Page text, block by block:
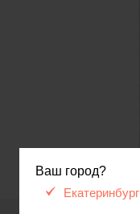
Ваш город?
Екатеринбург